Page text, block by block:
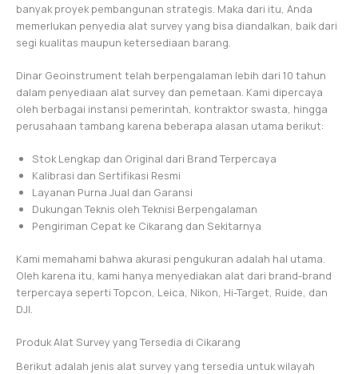
banyak proyek pembangunan strategis. Maka dari itu, Anda
memerlukan penyedia alat survey yang bisa diandalkan, baik dari
segi kualitas maupun ketersediaan barang.
Dinar Geoinstrument telah berpengalaman lebih dari 10 tahun
dalam penyediaan alat survey dan pemetaan. Kami dipercaya
oleh berbagai instansi pemerintah, kontraktor swasta, hingga
perusahaan tambang karena beberapa alasan utama berikut:
Stok Lengkap dan Original dari Brand Terpercaya
Kalibrasi dan Sertifikasi Resmi
Layanan Purna Jual dan Garansi
Dukungan Teknis oleh Teknisi Berpengalaman
Pengiriman Cepat ke Cikarang dan Sekitarnya
Kami memahami bahwa akurasi pengukuran adalah hal utama.
Oleh karena itu, kami hanya menyediakan alat dari brand-brand
terpercaya seperti Topcon, Leica, Nikon, Hi-Target, Ruide, dan
DJI.
Produk Alat Survey yang Tersedia di Cikarang
Berikut adalah jenis alat survey yang tersedia untuk wilayah